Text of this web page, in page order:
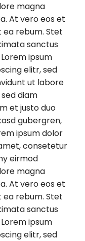
magna
At vero eos et
ea rebum. Stet
sanctus
ipsum
elitr, sed
ut labore
diam
et justo duo
gubergren,
ipsum dolor
consetetur
eirmod
magna
At vero eos et
ea rebum. Stet
sanctus
ipsum
elitr, sed